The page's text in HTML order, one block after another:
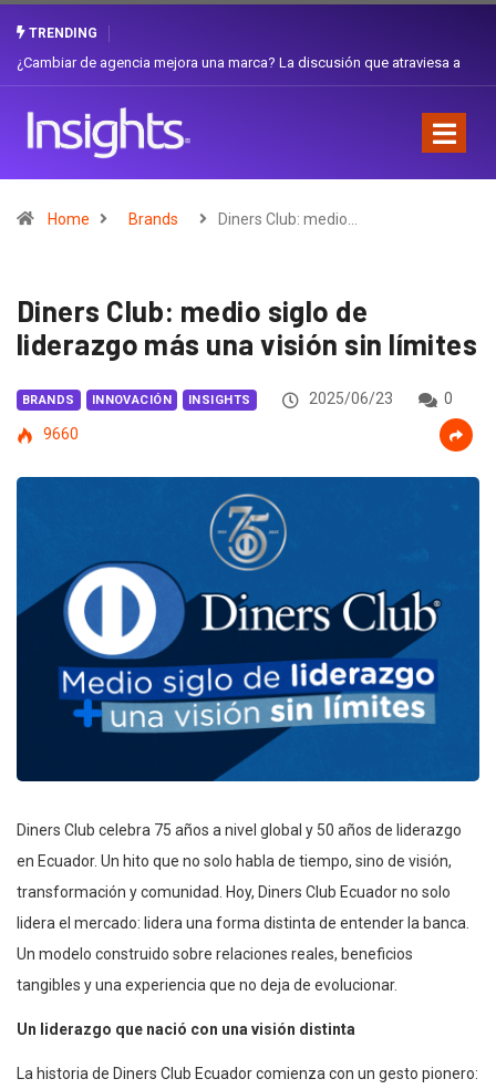
TRENDING
Gabriela Herrera y el arte de cambiarse el sombrero en Corporación
Home Brands Diners Club: medio…
Diners Club: medio siglo de
liderazgo más una visión sin límites
BRANDS INNOVACIÓN INSIGHTS 2025/06/23
0
9660
Diners Club celebra 75 años a nivel global y 50 años de liderazgo
en Ecuador. Un hito que no solo habla de tiempo, sino de visión,
transformación y comunidad. Hoy, Diners Club Ecuador no solo
lidera el mercado: lidera una forma distinta de entender la banca.
Un modelo construido sobre relaciones reales, beneficios
tangibles y una experiencia que no deja de evolucionar.
Un liderazgo que nació con una visión distinta
La historia de Diners Club Ecuador comienza con un gesto pionero: